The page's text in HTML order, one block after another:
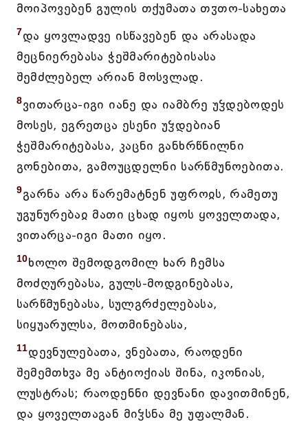
მოიპოვებენ გულის თქუმათა თჳთო-სახეთა
7და ყოვლადვე ისწავებენ და არასადა
მეცნიერებასა ჭეშმარიტებისასა
შემძლებელ არიან მოსვლად.
8ვითარცა-იგი იანე და იამბრე უჴდებოდეს
მოსეს, ეგრეთცა ესენი უჴდებიან
ჭეშმარიტებასა, კაცნი განხრწნილნი
გონებითა, გამოუცდელნი სარწმუნოებითა.
9გარნა არა წარემატნენ უფროჲს, რამეთუ
უგუნურებაჲ მათი ცხად იყოს ყოველთადა,
ვითარცა-იგი მათი იყო.
10ხოლო შემოდგომილ ხარ ჩემსა
მოძღურებასა, გულს-მოდგინებასა,
სარწმუნებასა, სულგრძელებასა,
სიყუარულსა, მოთმინებასა,
11დევნულებათა, ვნებათა, რაოდენი
შემემთხჳა მე ანტიოქიას შინა, იკონიას,
ლუსტრას; რაოდენნი დევნანი დავითმინენ,
და ყოველთაგან მიჴსნა მე უფალმან.